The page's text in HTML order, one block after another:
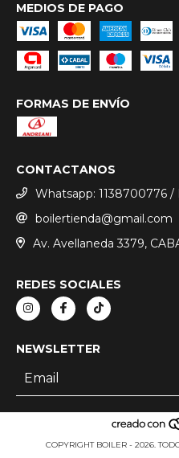
MEDIOS DE PAGO
FORMAS DE ENVÍO
CONTACTANOS
Whatsapp: 1138700776 /
boilertienda@gmail.com
Av. Avellaneda 3379,
REDES SOCIALES
NEWSLETTER
COPYRIGHT BOILER - 2026.